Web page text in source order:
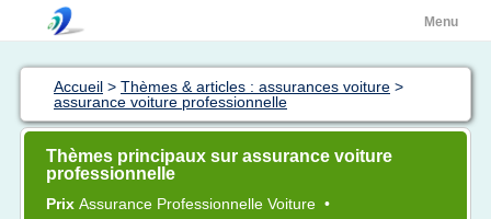
Menu
Accueil > Thèmes & articles : assurances voiture >
assurance voiture professionnelle
Thèmes principaux sur assurance voiture
professionnelle
Prix Assurance Professionnelle Voiture •